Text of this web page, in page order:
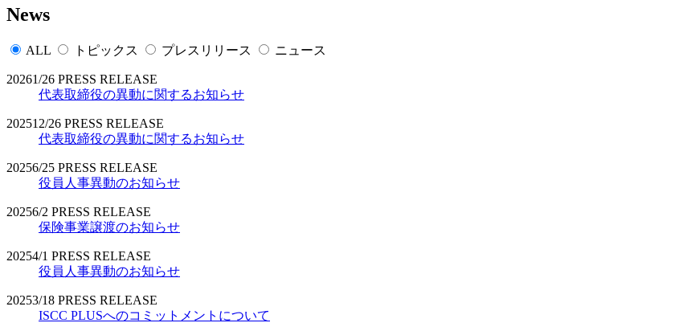
News
ALL トピックス プレスリリース ニュース
20261/26 PRESS RELEASE
代表取締役の異動に関するお知らせ
202512/26 PRESS RELEASE
代表取締役の異動に関するお知らせ
20256/25 PRESS RELEASE
役員人事異動のお知らせ
20256/2 PRESS RELEASE
保険事業譲渡のお知らせ
20254/1 PRESS RELEASE
役員人事異動のお知らせ
20253/18 PRESS RELEASE
ISCC PLUSへのコミットメントについて